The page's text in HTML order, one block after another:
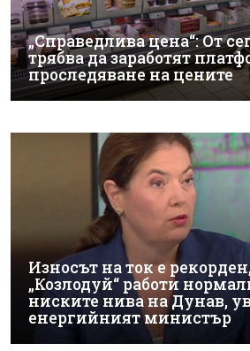
„Справедлива цена“: От
трябва да заработят
проследяване на цените
Износът на ток е
„Козлодуй“ работи
ниските нива на Дунав,
енергийният министър